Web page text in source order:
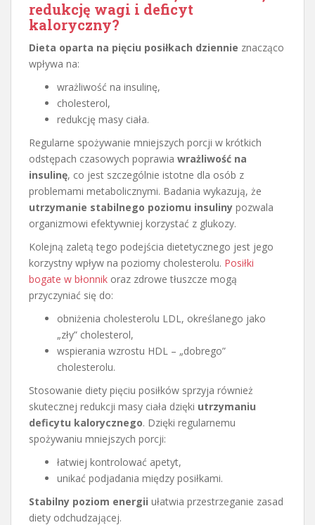
redukcję wagi i deficyt
kaloryczny?
Dieta oparta na pięciu posiłkach dziennie znacząco
wpływa na:
wrażliwość na insulinę,
cholesterol,
redukcję masy ciała.
Regularne spożywanie mniejszych porcji w krótkich
odstępach czasowych poprawia wrażliwość na
insulinę, co jest szczególnie istotne dla osób z
problemami metabolicznymi. Badania wykazują, że
utrzymanie stabilnego poziomu insuliny pozwala
organizmowi efektywniej korzystać z glukozy.
Kolejną zaletą tego podejścia dietetycznego jest jego
korzystny wpływ na poziomy cholesterolu. Posiłki
bogate w błonnik oraz zdrowe tłuszcze mogą
przyczyniać się do:
obniżenia cholesterolu LDL, określanego jako
„zły” cholesterol,
wspierania wzrostu HDL – „dobrego”
cholesterolu.
Stosowanie diety pięciu posiłków sprzyja również
skutecznej redukcji masy ciała dzięki utrzymaniu
deficytu kalorycznego. Dzięki regularnemu
spożywaniu mniejszych porcji:
łatwiej kontrolować apetyt,
unikać podjadania między posiłkami.
Stabilny poziom energii ułatwia przestrzeganie zasad
diety odchudzającej.